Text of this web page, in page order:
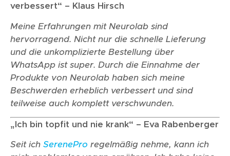
verbessert“ – Klaus Hirsch
Meine Erfahrungen mit Neurolab sind
hervorragend. Nicht nur die schnelle Lieferung
und die unkomplizierte Bestellung über
WhatsApp ist super. Durch die Einnahme der
Produkte von Neurolab haben sich meine
Beschwerden erheblich verbessert und sind
teilweise auch komplett verschwunden.
„Ich bin topfit und nie krank“ – Eva Rabenberger
Seit ich SerenePro regelmäßig nehme, kann ich